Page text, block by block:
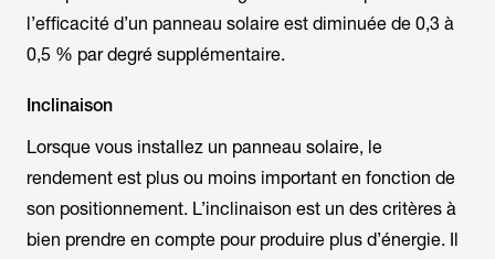
l’efficacité d’un panneau solaire est diminuée de 0,3 à
0,5 % par degré supplémentaire.
Inclinaison
Lorsque vous installez un panneau solaire, le
rendement est plus ou moins important en fonction de
son positionnement. L’inclinaison est un des critères à
bien prendre en compte pour produire plus d’énergie. Il